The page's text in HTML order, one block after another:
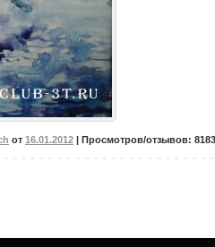
от 16.01.2012 | Просмотров/отзывов: